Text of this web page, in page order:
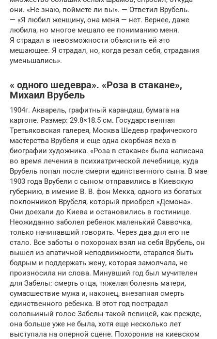
они. «Не знаю, поймете ли вы». — Ответил Врубель.
— «Я любил женщину, она меня — нет. Вернее, даже
любила, но многое мешало ее пониманию меня.
Я страдал в невозможности объяснить ей это
мешающее. Я страдал, но, когда резал себя, страдания
уменьшались».
« одного шедевра». «Роза в стакане»,
Михаил Врубель
1904г. Акварель, графитный карандаш, бумага на
картоне. Размер: 29.8×18.5 см. Государственная
Третьяковская галерея, Москва Шедевр графического
мастерства Врубеля и еще одна скорбная веха в
биографии художника. «Роза в стакане» была написана
во время лечения в психиатрической лечебнице, куда
Врубель попал после смерти единственного сына. В мае
1903 года Врубели с сыном отправились в Киевскую
губернию, в имение В. В. фон Мекка, одного из богатых
поклонников Врубеля, который приобрел «Демона».
Они доехали до Киева и остановились в гостинице.
Неожиданно заболел ребенок маленький Саввочка,
только начинавший говорить. Через два дня его не
стало. Все заботы о похоронах взял на себя Врубель, он
вышел из апатичной неподвижности, старался быть
бодрым и поддержать жену, которая замолчала, не
произносила ни слова. Минувший год был мучителен
для Забелы: смерть отца, тяжелая болезнь матери,
сумасшествие мужа и, наконец, внезапная смерть
единственного ребенка. В этот год пострадал
соловьиный голос Забелы такой певицей, как прежде,
она больше уже не была, хотя еще несколько лет
выступала на оперной сцене. Похоронив на киевском